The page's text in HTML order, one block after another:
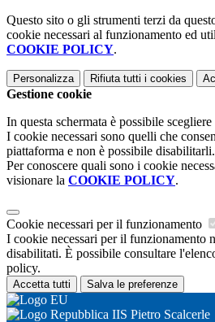
Questo sito o gli strumenti terzi da
cookie necessari al funzionamento ed
COOKIE POLICY.
Personalizza Rifiuta tutti i cookies
Gestione cookie
In questa schermata è possibile
I cookie necessari sono quelli che
piattaforma e non è possibile disabilitarli.
Per conoscere quali sono i cookie
visionare la COOKIE POLICY.
Cookie necessari per il funzionamento
I cookie necessari per il funzionamento
disabilitati. È possibile consultare
policy.
Accetta tutti Salva le preferenze
IIS Pietro Scalcerle